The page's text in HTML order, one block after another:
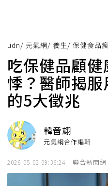
udn/ 元氣網/ 養生/ 保健食品瘋
吃保健品顧
悸？醫師揭
的5大徵兆
韓啻翃
元氣網合作編輯
2026-05-02 09:36:24 聯合新聞